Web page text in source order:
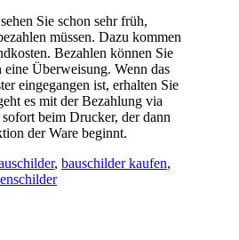
Sie schon sehr früh,
müssen. Dazu kommen
Bezahlen können Sie
eine Überweisung. Wenn das
eingegangen ist, erhalten Sie
es mit der Bezahlung via
beim Drucker, der dann
der Ware beginnt.
, bauschilder kaufen,